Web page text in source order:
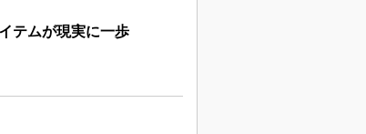
テムが現実に一歩